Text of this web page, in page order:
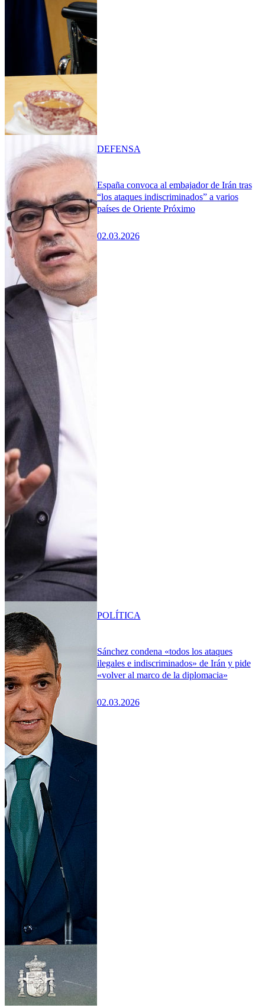
España convoca al embajador de Irán tras
“los ataques indiscriminados” a varios
países de Oriente Próximo
02.03.2026
DEFENSA
Sánchez condena «todos los ataques
ilegales e indiscriminados» de Irán y pide
«volver al marco de la diplomacia»
02.03.2026
POLÍTICA